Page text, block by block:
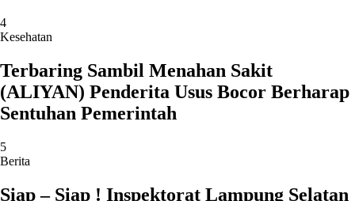
4
Kesehatan
Terbaring Sambil Menahan Sakit
(ALIYAN) Penderita Usus Bocor Berharap
Sentuhan Pemerintah
5
Berita
Siap – Siap ! Inspektorat Lampung Selatan